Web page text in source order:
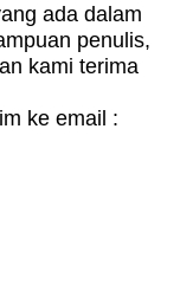
ada dalam
penulis,
kami terima
ke email :